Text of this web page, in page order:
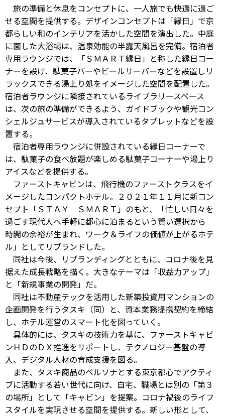
旅の準備と休息をコンセプトに、一人旅でも快適に過ご
せる空間を提供する。デザインコンセプトは「縁日」で京
都らしい和のインテリアを活かした空間を演出した。中庭
に面した大浴場は、温泉効能の半露天風呂を完備。宿泊者
専用ラウンジでは、「ＳＭＡＲＴ縁日」と称した縁日コー
ナーを設け、駄菓子バーやビールサーバーなどを設置しリ
ラックスできる湯上り処をイメージした空間を配置した。
宿泊者ラウンジに隣接されているライブラリースペース
は、次の旅の準備ができるよう、ガイドブックや観光コン
シェルジュサービスが導入されているタブレットなどを設
置する。
宿泊者専用ラウンジに併設されている縁日コーナーで
は、駄菓子の食べ放題が楽しめる駄菓子コーナーや湯上り
アイスなどを提供する。
ファーストキャビンは、飛行機のファーストクラスをイ
メージしたコンパクトホテル。２０２１年１１月に新コン
セプト「ＳＴＡＹ ＳＭＡＲＴ」のもと、「忙しい日々を
過ごす現代人へ手軽に都心に泊まるという賢い選択から
時間の余裕が生まれ、ワーク＆ライフの価値が上がるホテ
ル」としてリブランドした。
同社は今後、リブランディングとともに、コロナ後を見
据えた成長戦略を描く。大きなテーマは「収益力アップ」
と「新規事業の開発」だ。
同社は不動産テックを活用した新築投資用マンションの
企画開発を行うタスキ（同）と、資本業務提携契約を締結
し、ホテル運営のスマート化を図っていく。
具体的には、タスキの技術力を基に、ファーストキャビ
ンＨＤのＤＸ推進をサポートし、テクノロジー基盤の導
入、デジタル人材の育成支援を図る。
また、タスキ商品のペルソナとする東京都心でアクティ
ブに活動する若い世代に向け、自宅、職場とは別の「第３
の場所」として「キャビン」を提案。コロナ禍後のライフ
スタイルを実現させる空間を提供する。新しい形として、